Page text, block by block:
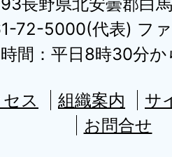
72-5000(代表) フ
間：平日8時30分か
ス 組織案内
サ
お問合せ